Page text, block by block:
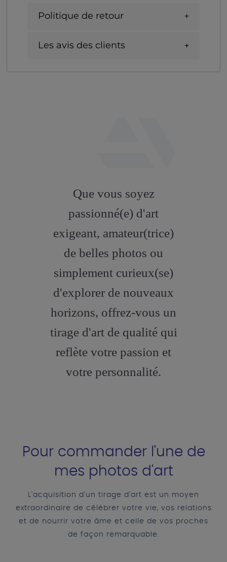
Politique de retour
Les avis des clients
artstation
Que vous soyez
passionné(e) d'art
exigeant, amateur(trice)
de belles photos ou
simplement curieux(se)
d'explorer de nouveaux
horizons, offrez-vous un
tirage d'art de qualité qui
reflète votre passion et
votre personnalité.
Pour commander l'une de
mes photos d'art
L'acquisition d'un tirage d'art est un moyen
extraordinaire de célébrer votre vie, vos relations
et de nourrir votre âme et celle de vos proches
de façon remarquable.